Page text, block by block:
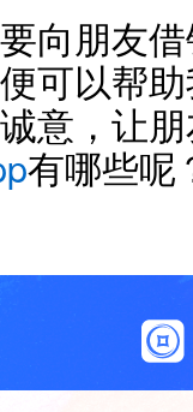
朋友借
可以帮
意，让
有哪些呢